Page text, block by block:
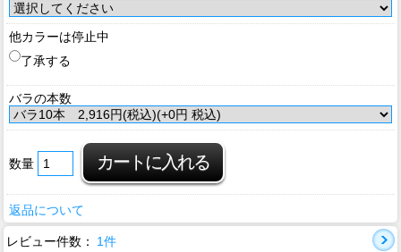
他カラーは停止中
了承する
バラの本数
数量
返品について
レビュー件数： 1件